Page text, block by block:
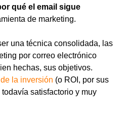
qué el email sigue
de marketing.
una técnica consolidada, las
por correo electrónico
hechas, sus objetivos.
la inversión (o ROI, por sus
satisfactorio y muy